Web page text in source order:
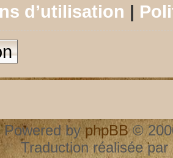
d’utilisation |
Powered byphpBB©
Traduction réalisée par